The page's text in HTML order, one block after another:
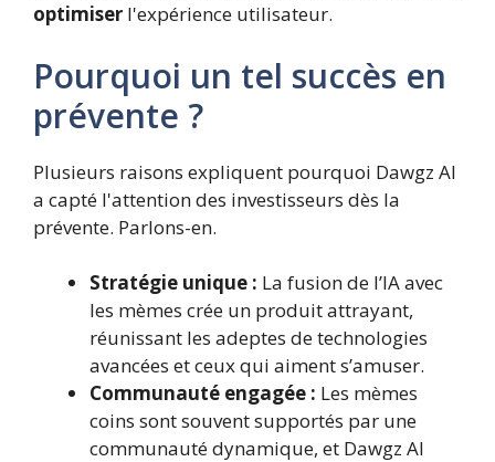
optimiser l'expérience utilisateur.
Pourquoi un tel succès en
prévente ?
Plusieurs raisons expliquent pourquoi Dawgz AI
a capté l'attention des investisseurs dès la
prévente. Parlons-en.
Stratégie unique : La fusion de l’IA avec
les mèmes crée un produit attrayant,
réunissant les adeptes de technologies
avancées et ceux qui aiment s’amuser.
Communauté engagée : Les mèmes
coins sont souvent supportés par une
communauté dynamique, et Dawgz AI